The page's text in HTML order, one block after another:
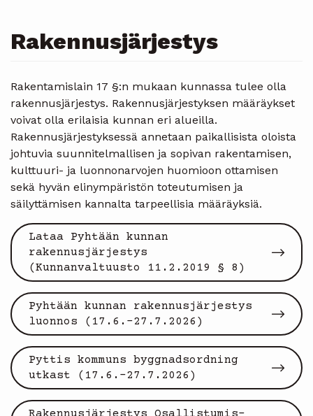
Rakennusjärjestys
Rakentamislain 17 §:n mukaan kunnassa tulee olla
rakennusjärjestys. Rakennusjärjestyksen määräykset
voivat olla erilaisia kunnan eri alueilla.
Rakennusjärjestyksessä annetaan paikallisista oloista
johtuvia suunnitelmallisen ja sopivan rakentamisen,
kulttuuri- ja luonnonarvojen huomioon ottamisen
sekä hyvän elinympäristön toteutumisen ja
säilyttämisen kannalta tarpeellisia määräyksiä.
Lataa Pyhtään kunnan
rakennusjärjestys
(Kunnanvaltuusto 11.2.2019 § 8)
Pyhtään kunnan rakennusjärjestys
luonnos (17.6.-27.7.2026)
Pyttis kommuns byggnadsordning
utkast (17.6.-27.7.2026)